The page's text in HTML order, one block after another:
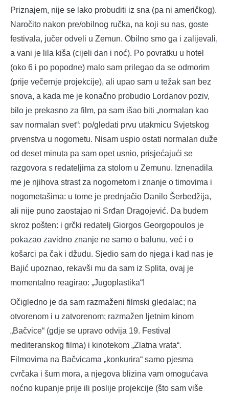
Priznajem, nije se lako probuditi iz sna (pa ni američkog).
Naročito nakon pre/obilnog ručka, na koji su nas, goste
festivala, jučer odveli u Zemun. Obilno smo ga i zalijevali,
a vani je lila kiša (cijeli dan i noć). Po povratku u hotel
(oko 6 i po popodne) malo sam prilegao da se odmorim
(prije večernje projekcije), ali upao sam u težak san bez
snova, a kada me je konačno probudio Lordanov poziv,
bilo je prekasno za film, pa sam išao biti „normalan kao
sav normalan svet“: po/gledati prvu utakmicu Svjetskog
prvenstva u nogometu. Nisam uspio ostati normalan duže
od deset minuta pa sam opet usnio, prisjećajući se
razgovora s redateljima za stolom u Zemunu. Iznenadila
me je njihova strast za nogometom i znanje o timovima i
nogometašima: u tome je prednjačio Danilo Šerbedžija,
ali nije puno zaostajao ni Srđan Dragojević. Da budem
skroz pošten: i grčki redatelj Giorgos Georgopoulos je
pokazao zavidno znanje ne samo o balunu, već i o
košarci pa čak i džudu. Sjedio sam do njega i kad nas je
Bajić upoznao, rekavši mu da sam iz Splita, ovaj je
momentalno reagirao: „Jugoplastika“!
Očigledno je da sam razmaženi filmski gledalac; na
otvorenom i u zatvorenom; razmažen ljetnim kinom
„Bačvice“ (gdje se upravo odvija 19. Festival
mediteranskog filma) i kinotekom „Zlatna vrata“.
Filmovima na Bačvicama „konkurira“ samo pjesma
cvrčaka i šum mora, a njegova blizina vam omogućava
noćno kupanje prije ili poslije projekcije (što sam više